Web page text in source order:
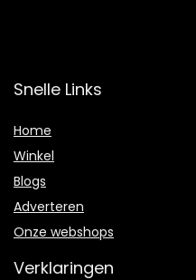
Snelle Links
Home
Winkel
Blogs
Adverteren
Onze webshops
Verklaringen